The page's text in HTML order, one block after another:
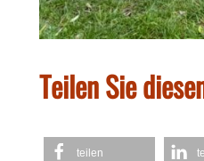
Teilen Sie
teilen